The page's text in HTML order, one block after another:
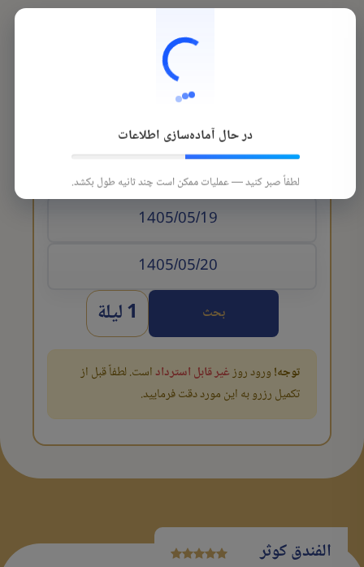
تاريخ الوصول
بحث 1 ليلة
توجه!ورود روزغیر قابل استرداداست. لطفاً قبل از
تکمیل رزرو به این مورد دقت فرمایید.
در حال آماده‌سازی اطلاعات
لطفاً صبر کنید — عملیات ممکن است چند ثانیه طول بکشد.
الفندق کوثر